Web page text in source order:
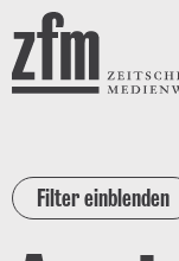
Direkt zum Inhalt
ZEITSCHRIFT FÜR
Filter einblenden